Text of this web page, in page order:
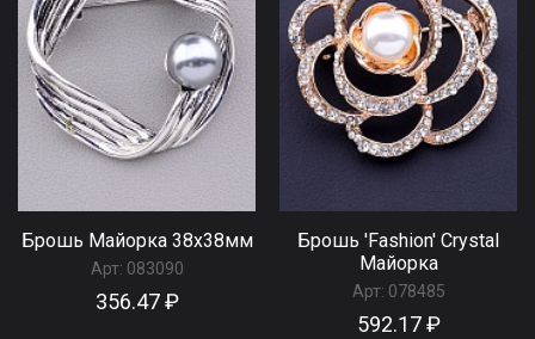
Брошь Майорка 38x38мм
Арт: 083090
356.47 ₽
Брошь 'Fashion' Сrystal
Майорка
Арт: 078485
592.17 ₽